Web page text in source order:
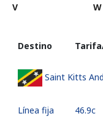
V
W
Destino
Saint Kitts
Línea fija ⁦46.9c⁩